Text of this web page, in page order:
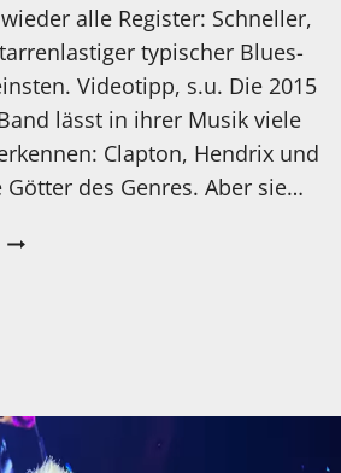
alle Register: Schneller,
typischer Blues-
Videotipp, s.u. Die 2015
lässt in ihrer Musik viele
Clapton, Hendrix und
des Genres. Aber sie…
TWICE